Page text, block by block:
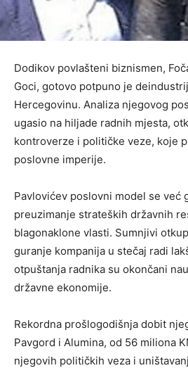
Dodikov povlašteni biznismen,
Goci, gotovo potpuno je
Hercegovinu. Analiza njegovog
ugasio na hiljade radnih mjesta,
kontroverze i političke veze, koje
poslovne imperije.
Pavlovićev poslovni model se već
preuzimanje strateških državnih
blagonaklone vlasti. Sumnjivi
guranje kompanija u stečaj radi
otpuštanja radnika su okončani
državne ekonomije.
Rekordna prošlogodišnja dobit
Pavgord i Alumina, od 56 miliona
njegovih političkih veza i